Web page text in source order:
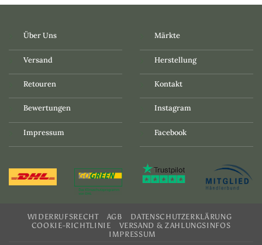
Über Uns
Versand
Retouren
Bewertungen
Impressum
Märkte
Herstellung
Kontakt
Instagram
Facebook
WIDERRUFSRECHT AGB
DATENSCHUTZERKLÄRUNG
COOKIE-RICHTLINIE
VERSAND & ZAHLUNGSINFOS
IMPRESSUM